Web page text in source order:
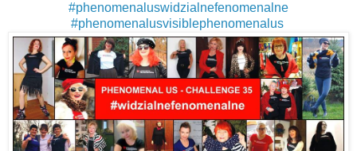
#phenomenaluswidzialnefenomenalne
#phenomenalusvisiblephenomenalus